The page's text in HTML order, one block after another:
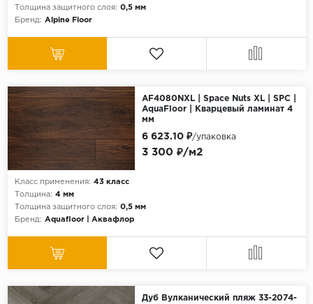
Толщина защитного слоя: 0,5 мм
Бренд: Alpine Floor
AF4080NXL | Space Nuts XL | SPC |
AquaFloor | Кварцевый ламинат 4
мм
Класс применения: 43 класс
Толщина: 4 мм
Толщина защитного слоя: 0,5 мм
Бренд: Aquafloor | Аквафлор
3 300 ₽/м2
6 623.10 ₽/упаковка
Дуб Вулканический пляж 33-2074-